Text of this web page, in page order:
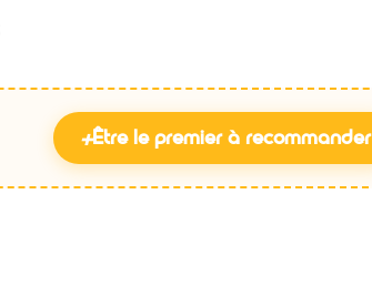
+Être le premier à recommander